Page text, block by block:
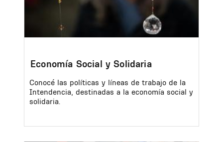
Economía Social y Solidaria
Conocé las políticas y líneas de trabajo de la
Intendencia, destinadas a la economía social y
solidaria.